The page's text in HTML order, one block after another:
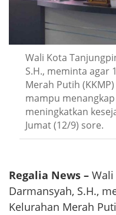
Wali Kota
S.H., meminta agar
Merah Putih
mampu
meningkatkan
Jumat (12/9) sore.
Regalia News – Wali
Darmansyah, S.H.,
Kelurahan Merah